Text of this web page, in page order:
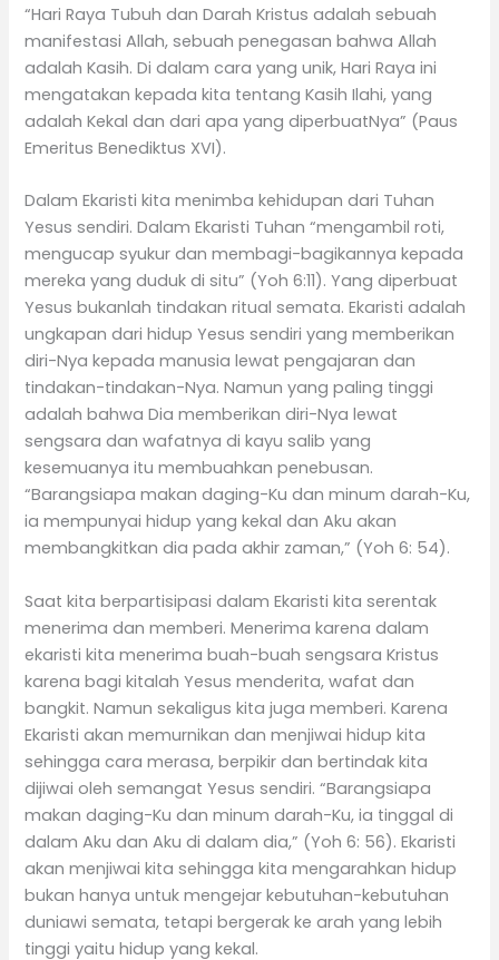
“Hari Raya Tubuh dan Darah Kristus adalah sebuah
manifestasi Allah, sebuah penegasan bahwa Allah
adalah Kasih. Di dalam cara yang unik, Hari Raya ini
mengatakan kepada kita tentang Kasih Ilahi, yang
adalah Kekal dan dari apa yang diperbuatNya” (Paus
Emeritus Benediktus XVI).
Dalam Ekaristi kita menimba kehidupan dari Tuhan
Yesus sendiri. Dalam Ekaristi Tuhan “mengambil roti,
mengucap syukur dan membagi-bagikannya kepada
mereka yang duduk di situ” (Yoh 6:11). Yang diperbuat
Yesus bukanlah tindakan ritual semata. Ekaristi adalah
ungkapan dari hidup Yesus sendiri yang memberikan
diri-Nya kepada manusia lewat pengajaran dan
tindakan-tindakan-Nya. Namun yang paling tinggi
adalah bahwa Dia memberikan diri-Nya lewat
sengsara dan wafatnya di kayu salib yang
kesemuanya itu membuahkan penebusan.
“Barangsiapa makan daging-Ku dan minum darah-Ku,
ia mempunyai hidup yang kekal dan Aku akan
membangkitkan dia pada akhir zaman,” (Yoh 6: 54).
Saat kita berpartisipasi dalam Ekaristi kita serentak
menerima dan memberi. Menerima karena dalam
ekaristi kita menerima buah-buah sengsara Kristus
karena bagi kitalah Yesus menderita, wafat dan
bangkit. Namun sekaligus kita juga memberi. Karena
Ekaristi akan memurnikan dan menjiwai hidup kita
sehingga cara merasa, berpikir dan bertindak kita
dijiwai oleh semangat Yesus sendiri. “Barangsiapa
makan daging-Ku dan minum darah-Ku, ia tinggal di
dalam Aku dan Aku di dalam dia,” (Yoh 6: 56). Ekaristi
akan menjiwai kita sehingga kita mengarahkan hidup
bukan hanya untuk mengejar kebutuhan-kebutuhan
duniawi semata, tetapi bergerak ke arah yang lebih
tinggi yaitu hidup yang kekal.